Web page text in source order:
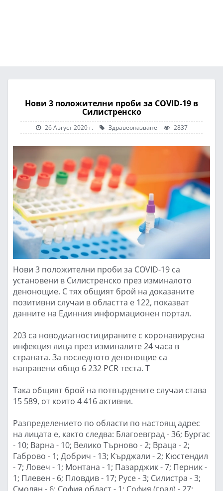
Нови 3 положителни проби за COVID-19 в
Силистренско
26 Август 2020 г. Здравеопазване 2837
Нови 3 положителни проби за COVID-19 са
установени в Силистренско през изминалото
денонощие. С тях общият брой на доказаните
позитивни случаи в областта е 122, показват
данните на Единния информационен портал.
203 са новодиагностицираните с коронавирусна
инфекция лица през изминалите 24 часа в
страната. За последното денонощие са
направени общо 6 232 PCR теста. Т
Така общият брой на потвърдените случаи става
15 589, от които 4 416 активни.
Разпределението по области по настоящ адрес
на лицата е, както следва: Благоевград - 36; Бургас
- 10; Варна - 10; Велико Търново - 2; Враца - 2;
Габрово - 1; Добрич - 13; Кърджали - 2; Кюстендил
- 7; Ловеч - 1; Монтана - 1; Пазарджик - 7; Перник -
1; Плевен - 6; Пловдив - 17; Русе - 3; Силистра - 3;
Смолян - 6; София област - 1; София (град) - 27;